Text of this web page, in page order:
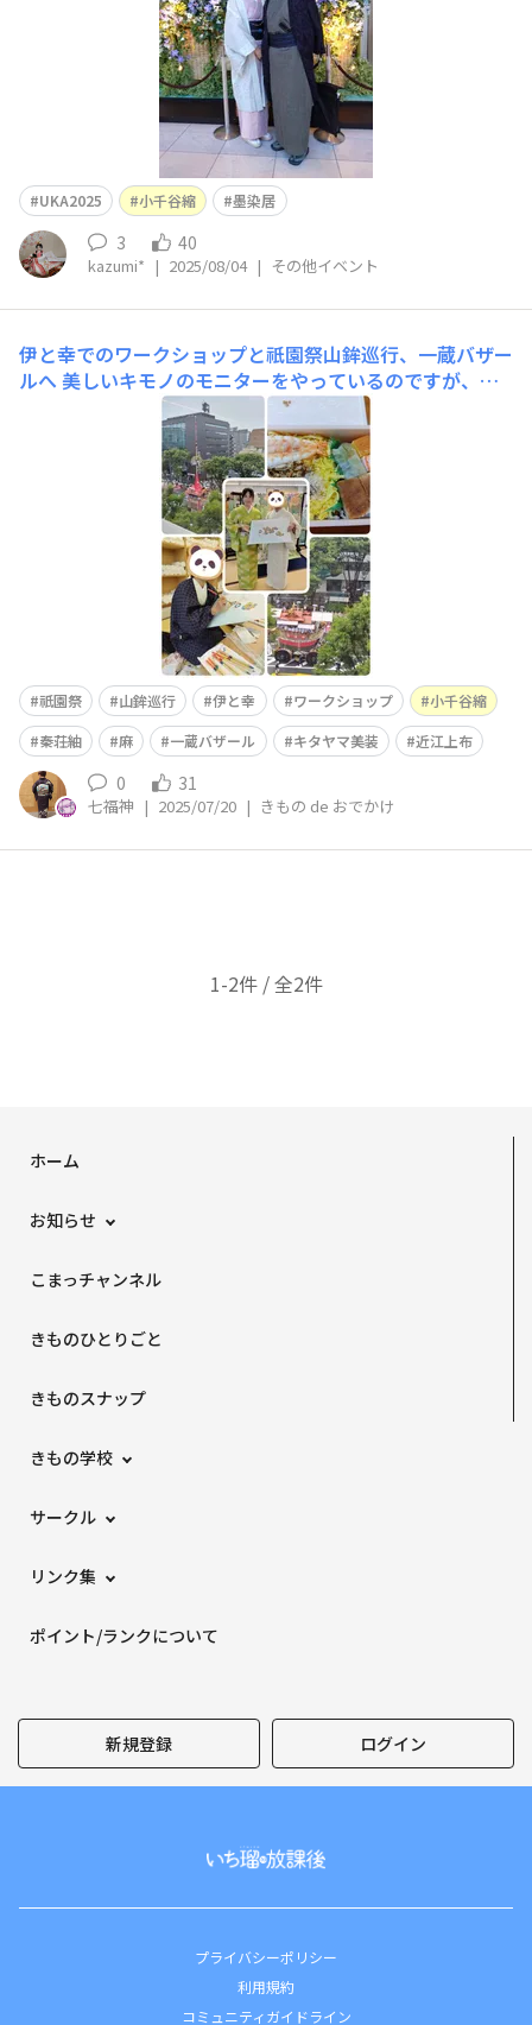
UKA2025 小千谷縮 墨染居
3 40
kazumi* | 2025/08/04 | その他イベント
伊と幸でのワークショップと祇園祭山鉾巡行、一蔵バザー
ルへ 美しいキモノのモニターをやっているのですが、そ
の際の懸賞に当選して、伊と幸さんの白生地に友禅で色付
けをして扇子に仕上げるというワークショップに参加しま
した！そして伊と幸さんの社屋の前が山鉾巡行の通り道と
いうことで、土砂降りの中、室内で山鉾巡行を見学しまし
た✨色付けはとても楽しく、若くして伝統工芸士に
祇園祭 山鉾巡行 伊と幸 ワークショップ
小千谷縮
秦荘紬
麻 一蔵バザール キタヤマ美装 近江上布
0 31
七福神 | 2025/07/20 | きもの de おでかけ
1-2件 / 全2件
ホーム
お知らせ
こまっチャンネル
きものひとりごと
きものスナップ
きもの学校
サークル
リンク集
ポイント/ランクについて
新規登録 ログイン
プライバシーポリシー
利用規約
コミュニティガイドライン